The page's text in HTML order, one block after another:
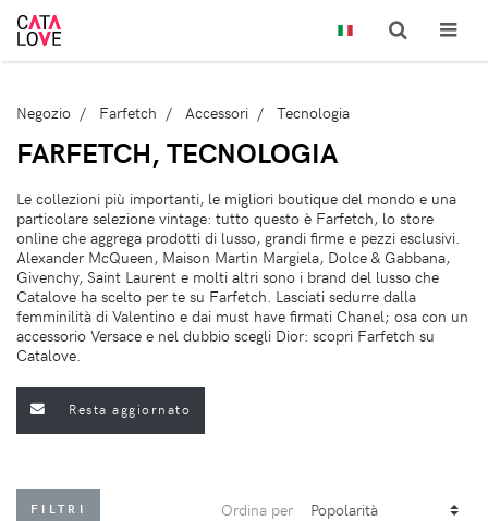
Negozio Farfetch Accessori Tecnologia
FARFETCH, TECNOLOGIA
Le collezioni più importanti, le migliori boutique del mondo e una
particolare selezione vintage: tutto questo è Farfetch, lo store
online che aggrega prodotti di lusso, grandi firme e pezzi esclusivi.
Alexander McQueen, Maison Martin Margiela, Dolce & Gabbana,
Givenchy, Saint Laurent e molti altri sono i brand del lusso che
Catalove ha scelto per te su Farfetch. Lasciati sedurre dalla
femminilità di Valentino e dai must have firmati Chanel; osa con un
accessorio Versace e nel dubbio scegli Dior: scopri Farfetch su
Catalove.
Resta aggiornato
FILTRI Ordina per